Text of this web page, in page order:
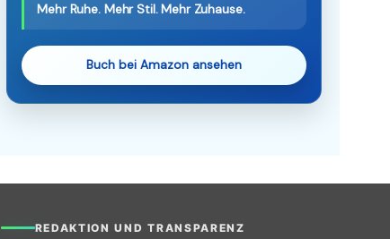
Mehr Ruhe. Mehr Stil. Mehr Zuhause.
Buch bei Amazon ansehen
REDAKTION UND TRANSPARENZ